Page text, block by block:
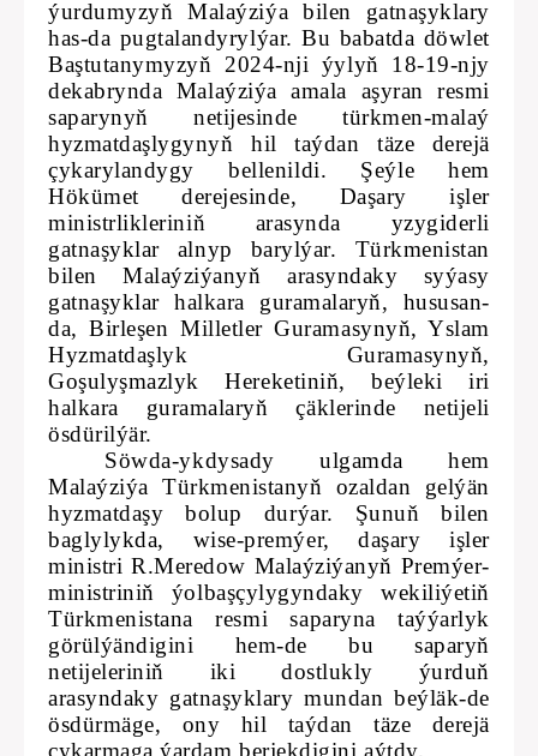
ýurdumyzyň Malaýziýa bilen gatnaşyklary
has-da pugtalandyrylýar. Bu babatda döwlet
Baştutanymyzyň 2024-nji ýylyň 18-19-njy
dekabrynda Malaýziýa amala aşyran resmi
saparynyň netijesinde türkmen-malaý
hyzmatdaşlygynyň hil taýdan täze derejä
çykarylandygy bellenildi. Şeýle hem
Hökümet derejesinde, Daşary işler
ministrlikleriniň arasynda yzygiderli
gatnaşyklar alnyp barylýar. Türkmenistan
bilen Malaýziýanyň arasyndaky syýasy
gatnaşyklar halkara guramalaryň, hususan-
da, Birleşen Milletler Guramasynyň, Yslam
Hyzmatdaşlyk Guramasynyň,
Goşulyşmazlyk Hereketiniň, beýleki iri
halkara guramalaryň çäklerinde netijeli
ösdürilýär.
Söwda-ykdysady ulgamda hem
Malaýziýa Türkmenistanyň ozaldan gelýän
hyzmatdaşy bolup durýar. Şunuň bilen
baglylykda, wise-premýer, daşary işler
ministri R.Meredow Malaýziýanyň Premýer-
ministriniň ýolbaşçylygyndaky wekiliýetiň
Türkmenistana resmi saparyna taýýarlyk
görülýändigini hem-de bu saparyň
netijeleriniň iki dostlukly ýurduň
arasyndaky gatnaşyklary mundan beýläk-de
ösdürmäge, ony hil taýdan täze derejä
çykarmaga ýardam berjekdigini aýtdy.